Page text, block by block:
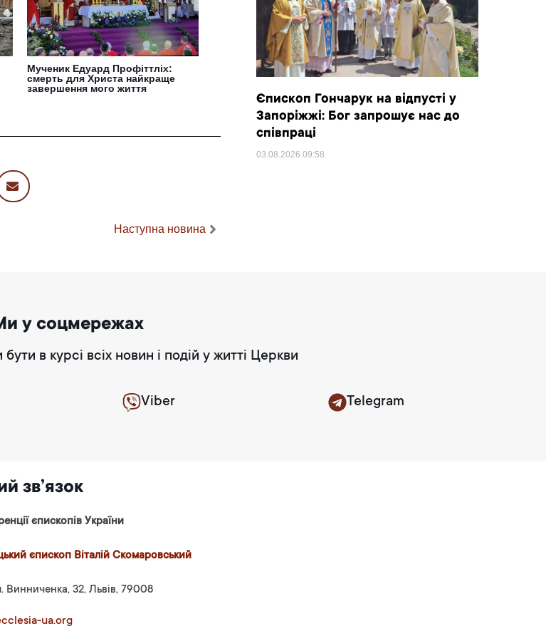
Мученик Едуард Профіттліх:
смерть для Христа найкраще
завершення мого життя
Наступна новина
Єпископ Гончарук на відпусті у
Запоріжжі: Бог запрошує нас до
співпраці
03.08.2026 09:58
у соцмережах
в курсі всіх новин і подій у житті Церкви
Viber Telegram
зв’язок
єпископів України
єпископ Віталій Скомаровський
Винниченка, 32, Львів, 79008
ua.org